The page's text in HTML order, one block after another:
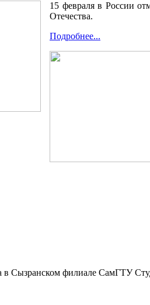
15 февраля в России
Отечества.
Подробнее...
в Сызранском филиале СамГТУ